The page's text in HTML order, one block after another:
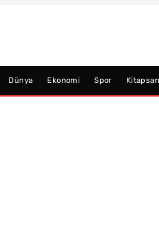
Dünya Ekonomi Spor